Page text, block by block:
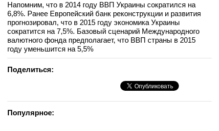
телеграм
Стать автором
Вход
Напомним, что в 2014 году ВВП Украины сократился на
6,8%. Ранее Европейский банк реконструкции и развития
прогнозировал, что в 2015 году экономика Украины
сократится на 7,5%. Базовый сценарий Международного
валютного фонда предполагает, что ВВП страны в 2015
году уменьшится на 5,5%
Поделиться:
Популярное: